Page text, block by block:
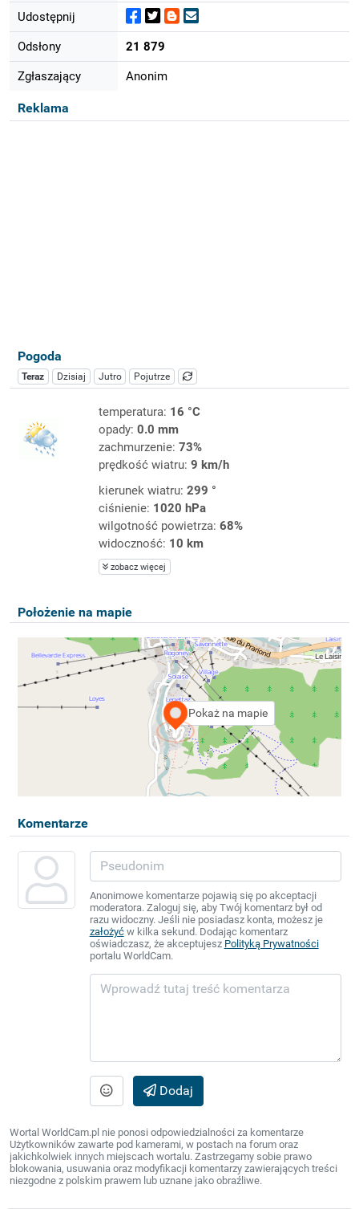
Udostępnij
Odsłony 21 879
Zgłaszający Anonim
Reklama
Pogoda
Teraz Dzisiaj Jutro Pojutrze
temperatura: 16 °C
opady: 0.0 mm
zachmurzenie: 73%
prędkość wiatru: 9 km/h
kierunek wiatru: 299 °
ciśnienie: 1020 hPa
wilgotność powietrza: 68%
widoczność: 10 km
zobacz więcej
Położenie na mapie
Pokaż na mapie
Komentarze
Anonimowe komentarze pojawią się po akceptacji
moderatora. Zaloguj się, aby Twój komentarz był od
razu widoczny. Jeśli nie posiadasz konta, możesz je
założyćw kilka sekund. Dodając komentarz
oświadczasz, że akceptujesz Polityką Prywatności
portalu WorldCam.
Dodaj
Wortal WorldCam.pl nie ponosi odpowiedzialności za komentarze
Użytkowników zawarte pod kamerami, w postach na forum oraz
jakichkolwiek innych miejscach wortalu. Zastrzegamy sobie prawo
blokowania, usuwania oraz modyfikacji komentarzy zawierających treści
niezgodne z polskim prawem lub uznane jako obraźliwe.